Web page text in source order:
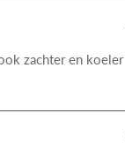
zachter en koeler